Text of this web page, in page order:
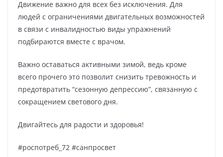
Движение важно для всех без исключения. Для
людей с ограничениями двигательных возможностей
в связи с инвалидностью виды упражнений
подбираются вместе с врачом.
Важно оставаться активными зимой, ведь кроме
всего прочего это позволит снизить тревожность и
предотвратить “сезонную депрессию”, связанную с
сокращением светового дня.
Двигайтесь для радости и здоровья!
#роспотреб_72 #санпросвет